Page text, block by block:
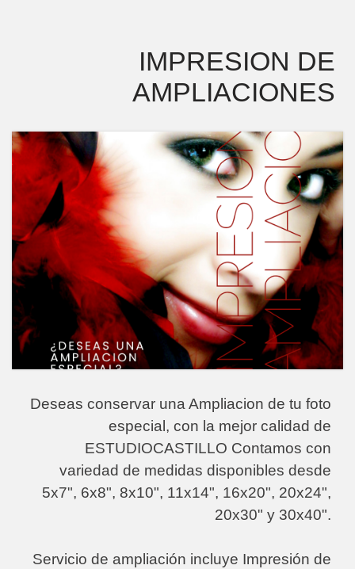
IMPRESION DE
AMPLIACIONES
Deseas conservar una Ampliacion de tu foto
especial, con la mejor calidad de
ESTUDIOCASTILLO Contamos con
variedad de medidas disponibles desde
5x7", 6x8", 8x10", 11x14", 16x20", 20x24",
20x30" y 30x40".
Servicio de ampliación incluye Impresión de